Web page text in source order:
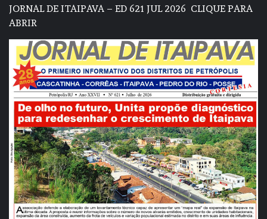
JORNAL DE ITAIPAVA – ED 621 JUL 2026 CLIQUE PARA
ABRIR